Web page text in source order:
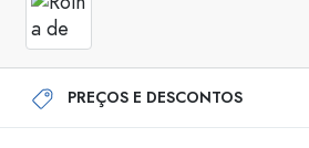
Airless
com roll-on
PREÇOS E DESCONTOS